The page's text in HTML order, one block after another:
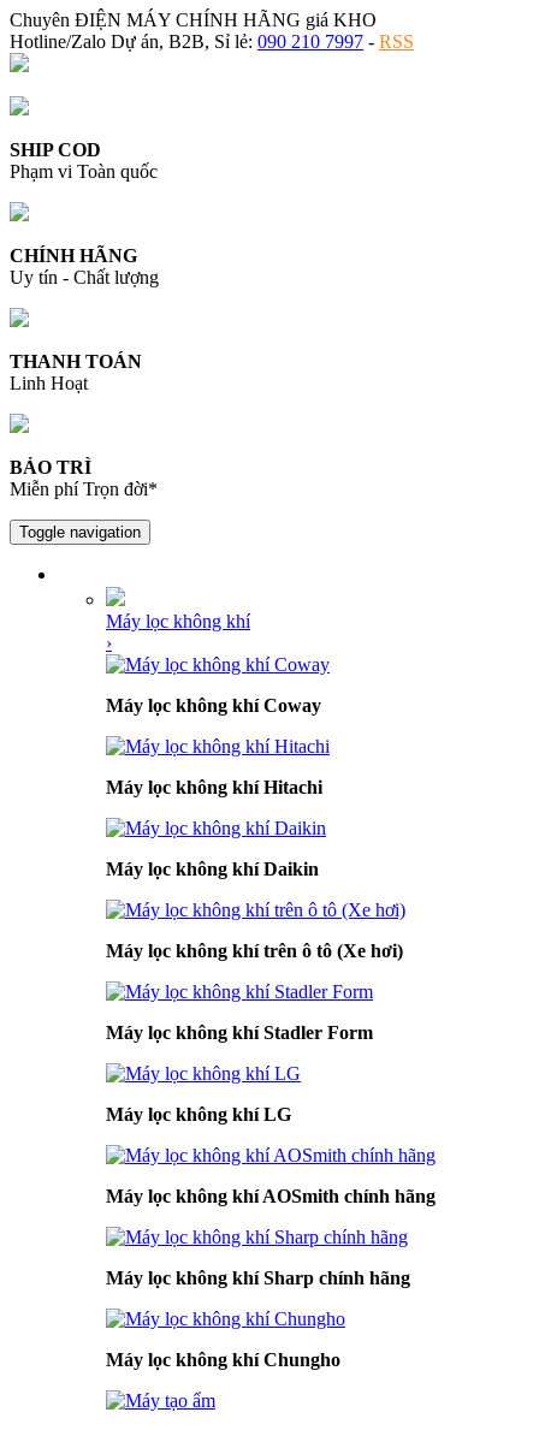
Chuyên ĐIỆN MÁY CHÍNH HÃNG giá KHO
Hotline/Zalo Dự án, B2B, Sỉ lẻ: 090 210 7997 - RSS
SHIP COD
Phạm vi Toàn quốc
CHÍNH HÃNG
Uy tín - Chất lượng
THANH TOÁN
Linh Hoạt
BẢO TRÌ
Miễn phí Trọn đời*
Toggle navigation
Máy lọc không khí
›
Máy lọc không khí Coway
Máy lọc không khí Hitachi
Máy lọc không khí Daikin
Máy lọc không khí trên ô tô (Xe hơi)
Máy lọc không khí Stadler Form
Máy lọc không khí LG
Máy lọc không khí AOSmith chính hãng
Máy lọc không khí Sharp chính hãng
Máy lọc không khí Chungho